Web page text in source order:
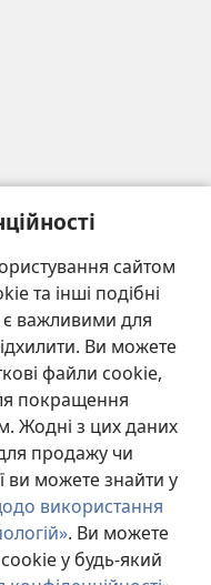
сайтом
та інші подібні
є важливими для
Ви можете
файли cookie,
покращення
Жодні з цих даних
продажу чи
ви можете знайти у
використання
. Ви можете
у будь-який
«Вартова башта»™
Society of Pennsylvania.
КОНФІДЕНЦІЙНОСТІ